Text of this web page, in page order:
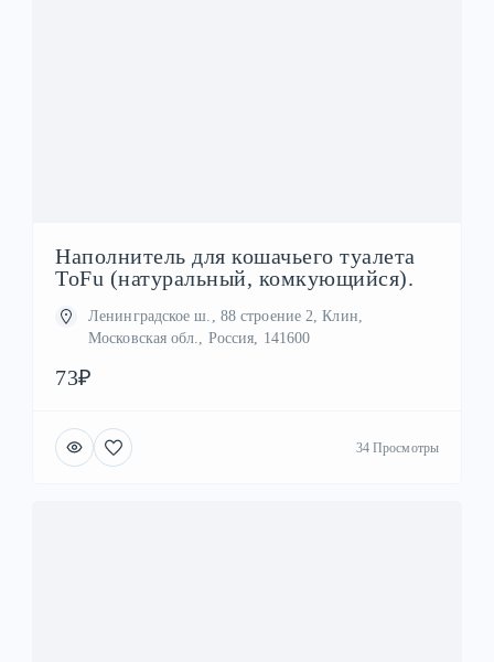
Наполнитель для кошачьего туалета
ToFu (натуральный, комкующийся).
Ленинградское ш., 88 строение 2, Клин,
Московская обл., Россия, 141600
73₽
34 Просмотры